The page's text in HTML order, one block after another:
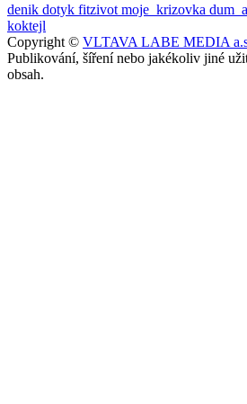
denik dotyk fitzivot moje_krizovka
koktejl
Copyright © VLTAVA LABE MEDIA
Publikování, šíření nebo jakékoliv jiné
obsah.